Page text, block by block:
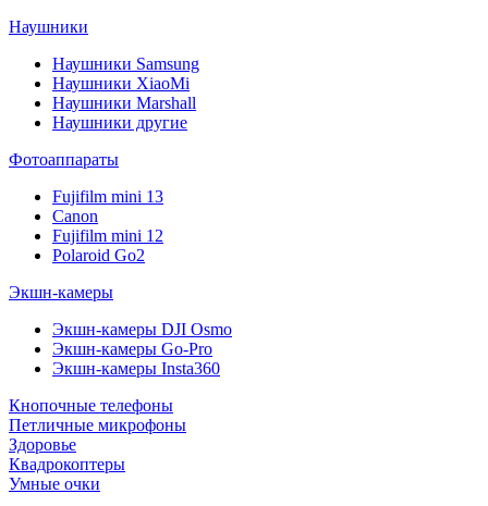
Наушники
Наушники Samsung
Наушники XiaoMi
Наушники Marshall
Наушники другие
Фотоаппараты
Fujifilm mini 13
Canon
Fujifilm mini 12
Polaroid Go2
Экшн-камеры
Экшн-камеры DJI Osmo
Экшн-камеры Go-Pro
Экшн-камеры Insta360
Кнопочные телефоны
Петличные микрофоны
Здоровье
Квадрокоптеры
Умные очки